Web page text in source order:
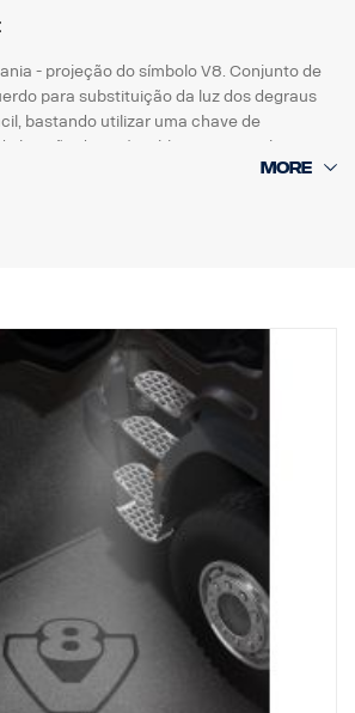
- projeção do símbolo V8. Conjunto de
para substituição da luz dos degraus
bastando utilizar uma chave de
ligação direta à cablagem original.
aos camiões com as luzes dos degraus